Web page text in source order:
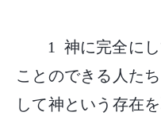
1 神に完全に
ことのできる人た
して神という存在